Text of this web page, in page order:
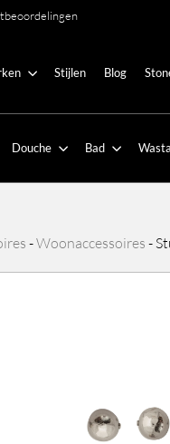
Stijlen Blog
Douche Bad
-Woonaccessoires -